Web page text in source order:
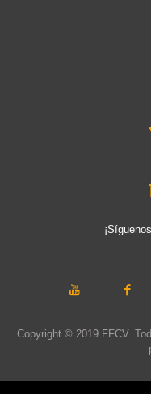
Copyright © 2019 FFCV.